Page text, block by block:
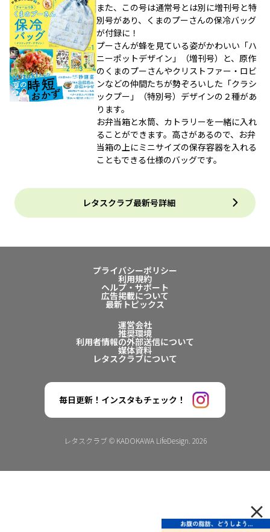
また、この号は通常号とは別に増刊号と特
別号があり、くまのプーさんの保冷バッグ
が付録に！
プーさんが蜂を見ている姿がかわいい「ハ
ニーポットデザイン」（増刊号）と、原作
のくまのプーさんやクリストファー・ロビ
ンなどの仲間たちが勢ぞろいした「クラシ
ックプー」（特別号）デザインの２種があ
ります。
お弁当箱と水筒、カトラリーを一緒に入れ
ることができます。高さがあるので、お弁
当箱の上にミニサイズの保存容器を入れる
こともできる仕様のバッグです。
レタスクラブ最新号詳細
プライバシーポリシー
利用規約
ヘルプ・サポート
広告掲載について
最新トピックス
運営会社
推奨環境
利用者情報の外部送信について
媒体資料
レタスクラブについて
毎日更新！インスタもチェック！
レタスクラブ © KADOKAWA LifeDesign. 2026
×